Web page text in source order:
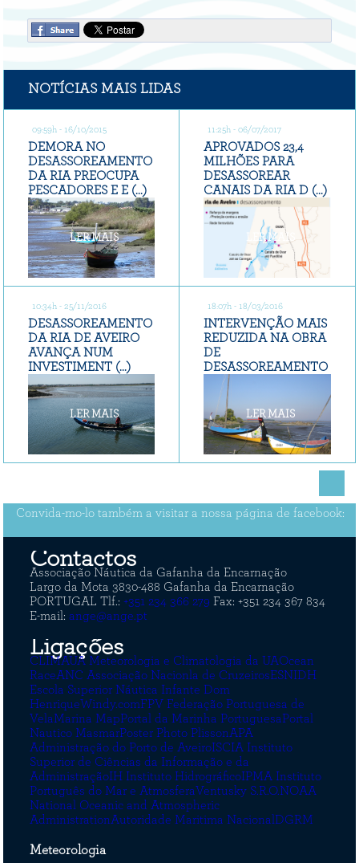
NOTÍCIAS MAIS LIDAS
09:59h - 16/10/2015
DEMORA NO
DESASSOREAMENTO
DA RIA PREOCUPA
PESCADORES E E (...)
LER MAIS
11:25h - 06/07/2017
APROVADOS 23,4
MILHÕES PARA
DESASSOREAR
CANAIS DA RIA D (...)
LER MAIS
10:34h - 25/11/2016
DESASSOREAMENTO
DA RIA DE AVEIRO
AVANÇA NUM
INVESTIMENT (...)
LER MAIS
18:07h - 18/03/2016
INTERVENÇÃO MAIS
REDUZIDA NA OBRA
DE
DESASSOREAMENTO
LER MAIS
Convida-mo-lo também a visitar a nossa página de facebook:
Contactos
Associação Náutica da Gafanha da Encarnação
Largo da Mota 3830-488 Gafanha da Encarnação
PORTUGAL Tlf.:+351 234 366 279 Fax: +351 234 367 834
E-mail:ange@ange.pt
Ligaçőes
CLIMAUA Meteorologia e Climatologia da UAOcean
RaceANC Associação Nacionla de CruzeirosESNIDH
Escola Superior Náutica Infante Dom
HenriqueWindy.comFPV Federação Portuguesa de
VelaMarina MapPortal da Marinha PortuguesaPortal
Nautico MasmarPoster Photo PlissonAPA
Administração do Porto de AveiroISCIA Instituto
Superior de Ciências da Informação e da
AdministraçãoIH Instituto HidrográficoIPMA Instituto
Português do Mar e AtmosferaVentusky S.R.O.NOAA
National Oceanic and Atmospheric
AdministrationAutoridade Maritima NacionalDGRM
Meteorologia